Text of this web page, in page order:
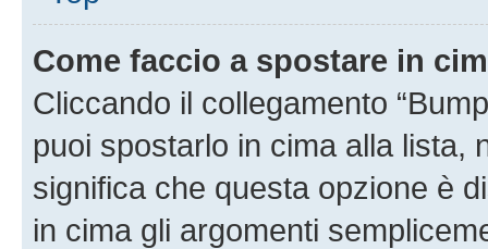
Come faccio a spostare in
Cliccando il collegamento
puoi spostarlo in cima alla lista,
significa che questa opzione è
in cima gli argomenti